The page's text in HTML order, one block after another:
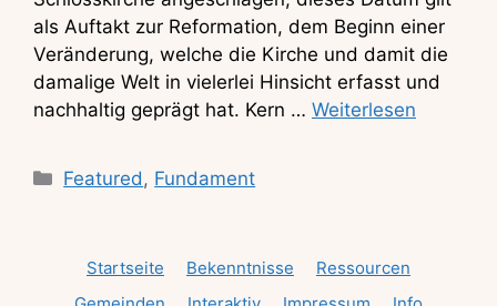
als Auftakt zur Reformation, dem Beginn einer
Veränderung, welche die Kirche und damit die
damalige Welt in vielerlei Hinsicht erfasst und
nachhaltig geprägt hat. Kern … Weiterlesen
Kategorien
Featured , Fundament
Startseite Bekenntnisse
Ressourcen